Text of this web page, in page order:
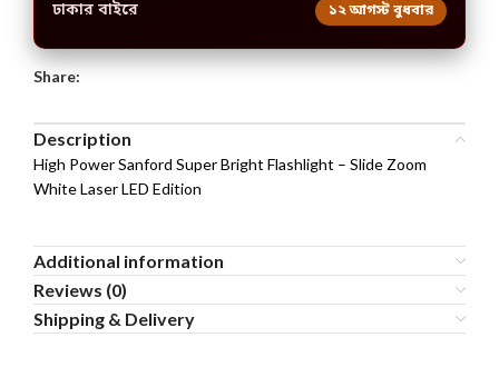
ঢাকার বাইরে ১২ আগস্ট বুধবার
Share:
Description
High Power Sanford Super Bright Flashlight – Slide Zoom
White Laser LED Edition
Additional information
Reviews (0)
Shipping & Delivery